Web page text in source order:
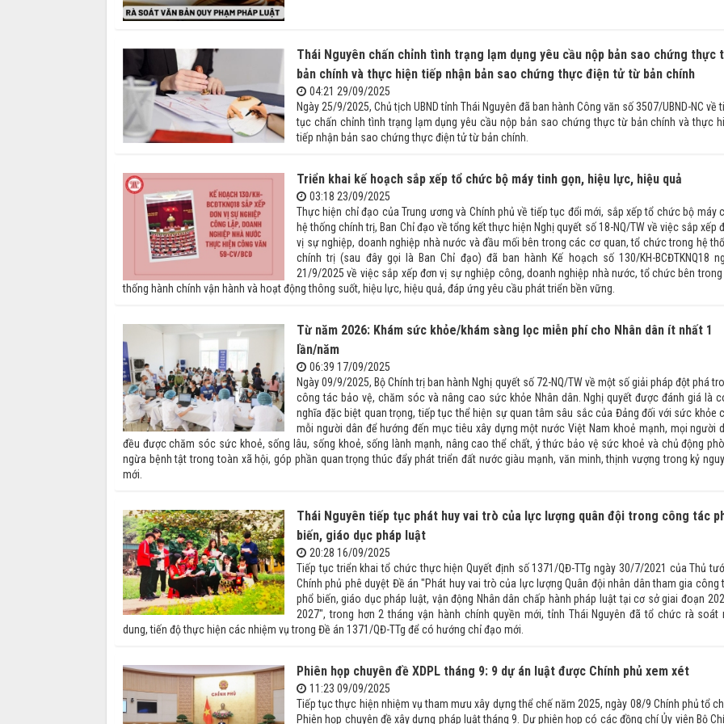
Thái Nguyên chấn chỉnh tình trạng lạm dụng yêu cầu nộp bản sao chứng thực
bản chính và thực hiện tiếp nhận bản sao chứng thực điện tử từ bản chính
04:21 29/09/2025
Ngày 25/9/2025, Chủ tịch UBND tỉnh Thái Nguyên đã ban hành Công văn số 3507/UBND-NC về
tục chấn chỉnh tình trạng lạm dụng yêu cầu nộp bản sao chứng thực từ bản chính và thực
tiếp nhận bản sao chứng thực điện tử từ bản chính.
Triển khai kế hoạch sắp xếp tổ chức bộ máy tinh gọn, hiệu lực, hiệu quả
03:18 23/09/2025
Thực hiện chỉ đạo của Trung ương và Chính phủ về tiếp tục đổi mới, sắp xếp tổ chức bộ máy
hệ thống chính trị, Ban Chỉ đạo về tổng kết thực hiện Nghị quyết số 18-NQ/TW về việc sắp xếp
vị sự nghiệp, doanh nghiệp nhà nước và đầu mối bên trong các cơ quan, tổ chức trong hệ
chính trị (sau đây gọi là Ban Chỉ đạo) đã ban hành Kế hoạch số 130/KH-BCĐTKNQ18
21/9/2025 về việc sắp xếp đơn vị sự nghiệp công, doanh nghiệp nhà nước, tổ chức bên trong
thống hành chính vận hành và hoạt động thông suốt, hiệu lực, hiệu quả, đáp ứng yêu cầu phát triển bền vững.
Từ năm 2026: Khám sức khỏe/khám sàng lọc miễn phí cho Nhân dân ít nhất 1
lần/năm
06:39 17/09/2025
Ngày 09/9/2025, Bộ Chính trị ban hành Nghị quyết số 72-NQ/TW về một số giải pháp đột phá
công tác bảo vệ, chăm sóc và nâng cao sức khỏe Nhân dân. Nghị quyết được đánh giá là
nghĩa đặc biệt quan trọng, tiếp tục thể hiện sự quan tâm sâu sắc của Đảng đối với sức khỏe
mỗi người dân để hướng đến mục tiêu xây dựng một nước Việt Nam khoẻ mạnh, mọi người
đều được chăm sóc sức khoẻ, sống lâu, sống khoẻ, sống lành mạnh, nâng cao thể chất, ý thức bảo vệ sức khoẻ và chủ động
ngừa bệnh tật trong toàn xã hội, góp phần quan trọng thúc đẩy phát triển đất nước giàu mạnh, văn minh, thịnh vượng trong kỷ
mới.
Thái Nguyên tiếp tục phát huy vai trò của lực lượng quân đội trong công tác
biến, giáo dục pháp luật
20:28 16/09/2025
Tiếp tục triển khai tổ chức thực hiện Quyết định số 1371/QĐ-TTg ngày 30/7/2021 của Thủ
Chính phủ phê duyệt Đề án "Phát huy vai trò của lực lượng Quân đội nhân dân tham gia công
phổ biến, giáo dục pháp luật, vận động Nhân dân chấp hành pháp luật tại cơ sở giai đoạn
2027", trong hơn 2 tháng vận hành chính quyền mới, tỉnh Thái Nguyên đã tổ chức rà soát
dung, tiến độ thực hiện các nhiệm vụ trong Đề án 1371/QĐ-TTg để có hướng chỉ đạo mới.
Phiên họp chuyên đề XDPL tháng 9: 9 dự án luật được Chính phủ xem xét
11:23 09/09/2025
Tiếp tục thực hiện nhiệm vụ tham mưu xây dựng thể chế năm 2025, ngày 08/9 Chính phủ tổ
Phiên họp chuyên đề xây dựng pháp luật tháng 9. Dự phiên họp có các đồng chí Ủy viên Bộ